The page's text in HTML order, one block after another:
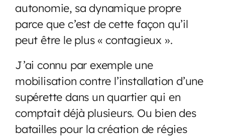
autonomie, sa dynamique propre
parce que c’est de cette façon qu’il
peut être le plus « contagieux ».
J’ai connu par exemple une
mobilisation contre l’installation d’une
supérette dans un quartier qui en
comptait déjà plusieurs. Ou bien des
batailles pour la création de régies